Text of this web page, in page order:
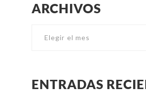
ARCHIVOS
ENTRADAS